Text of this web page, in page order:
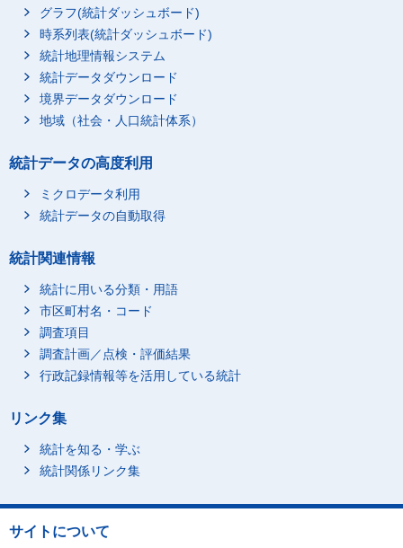
グラフ(統計ダッシュボード)
時系列表(統計ダッシュボード)
統計地理情報システム
統計データダウンロード
境界データダウンロード
地域（社会・人口統計体系）
統計データの高度利用
ミクロデータ利用
統計データの自動取得
統計関連情報
統計に用いる分類・用語
市区町村名・コード
調査項目
調査計画／点検・評価結果
行政記録情報等を活用している統計
リンク集
統計を知る・学ぶ
統計関係リンク集
サイトについて